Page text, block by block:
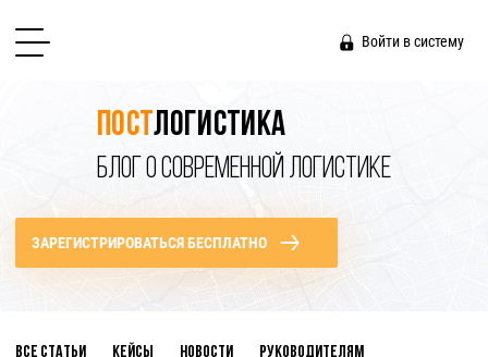
Войти в систему
Постлогистика
БЛОГ О СОВРЕМЕННОЙ ЛОГИСТИКЕ
ЗАРЕГИСТРИРОВАТЬСЯ БЕСПЛАТНО
Все статьи Кейсы Новости Руководителям